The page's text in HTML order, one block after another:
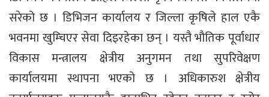
सरेको छ । डिभिजन कार्यालय र जिल्ला कृषिले हाल एकै
भवनमा खुम्चिएर सेवा दिइरहेका छन् । यस्तै भौतिक पूर्वाधार
विकास मन्त्रालय क्षेत्रीय अनुगमन तथा सुपरिवेक्षण
कार्यालयमा स्थापना भएको छ । अधिकारुश क्षेत्रीय